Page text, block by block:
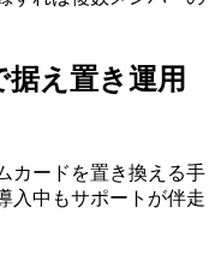
え置き運用
カードを置き換える手
入中もサポートが伴走